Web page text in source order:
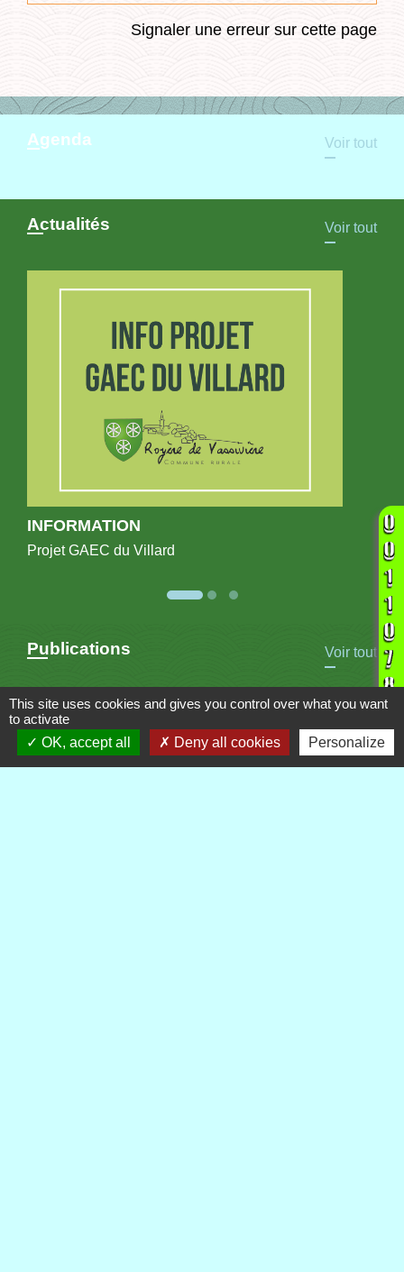
Signaler une erreur sur cette page
Agenda Voir tout
Actualités Voir tout
INFORMATION
Projet GAEC du Villard
Publications Voir tout
This site uses cookies and gives you control over what you want
to activate
OK, accept all
Deny all cookies Personalize